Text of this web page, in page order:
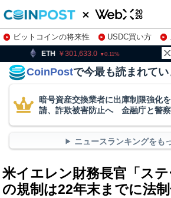
ビットコインの将来性 USDC買い方
株特集・関連銘柄
301,633.0 0.11 XRP
CoinPostで今最も読まれて
暗号資産交換業者に出庫制限強化
請、詐欺被害防止へ 金融庁と警
ニュースランキングをも
米イエレン財務長官「ス
の規制は22年末までに法制